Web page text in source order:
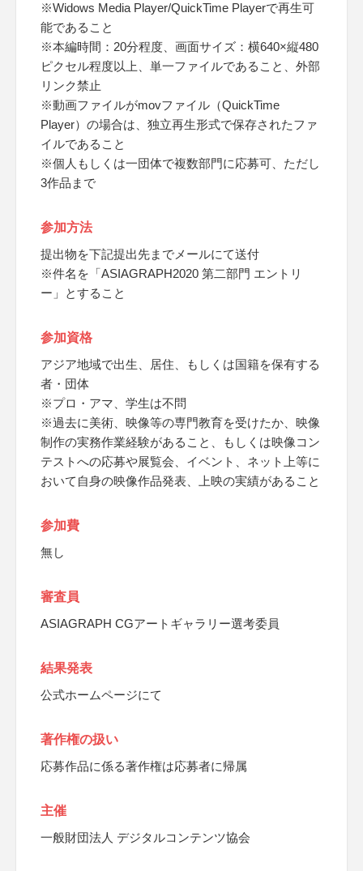
※Widows Media Player/QuickTime Playerで再生可
能であること
※本編時間：20分程度、画面サイズ：横640×縦480
ピクセル程度以上、単一ファイルであること、外部
リンク禁止
※動画ファイルがmovファイル（QuickTime
Player）の場合は、独立再生形式で保存されたファ
イルであること
※個人もしくは一団体で複数部門に応募可、ただし
3作品まで
参加方法
提出物を下記提出先までメールにて送付
※件名を「ASIAGRAPH2020 第二部門 エントリ
ー」とすること
参加資格
アジア地域で出生、居住、もしくは国籍を保有する
者・団体
※プロ・アマ、学生は不問
※過去に美術、映像等の専門教育を受けたか、映像
制作の実務作業経験があること、もしくは映像コン
テストへの応募や展覧会、イベント、ネット上等に
おいて自身の映像作品発表、上映の実績があること
参加費
無し
審査員
ASIAGRAPH CGアートギャラリー選考委員
結果発表
公式ホームページにて
著作権の扱い
応募作品に係る著作権は応募者に帰属
主催
一般財団法人 デジタルコンテンツ協会